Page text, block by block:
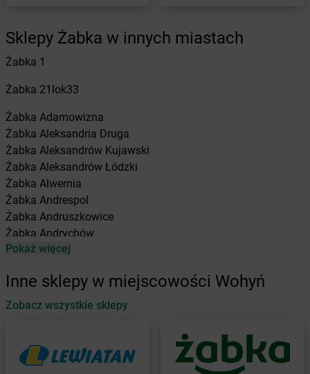
Sklepy Żabka w innych miastach
Żabka 1
Żabka 21lok33
Żabka Adamowizna
Żabka Aleksandria Druga
Żabka Aleksandrów Kujawski
Żabka Aleksandrów Łódzki
Żabka Alwernia
Żabka Andrespol
Żabka Andruszkowice
Żabka Andrychów
Żabka Antonie
Żabka Automat
Żabka Babica
Żabka Babimost
Żabka Baborów
Pokaż więcej
Inne sklepy w miejscowości Wohyń
Zobacz wszystkie sklepy